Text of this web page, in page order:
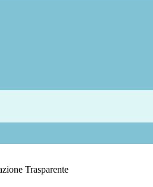
Trasparente